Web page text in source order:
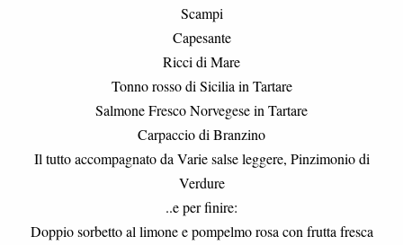
Scampi
Capesante
Ricci di Mare
Tonno rosso di Sicilia in Tartare
Salmone Fresco Norvegese in Tartare
Carpaccio di Branzino
Il tutto accompagnato da Varie salse leggere, Pinzimonio di
Verdure
..e per finire:
Doppio sorbetto al limone e pompelmo rosa con frutta fresca